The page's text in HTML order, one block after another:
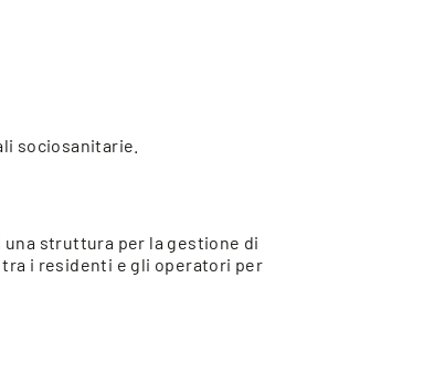
sociosanitarie.
struttura per la gestione di
tra i residenti e gli operatori per